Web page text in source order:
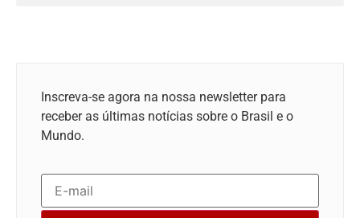
Inscreva-se agora na nossa newsletter para
receber as últimas notícias sobre o Brasil e o
Mundo.